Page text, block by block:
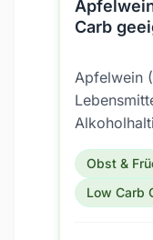
Carb
Apfelwein
ist es
Ernährung
Obst &
Low Carb